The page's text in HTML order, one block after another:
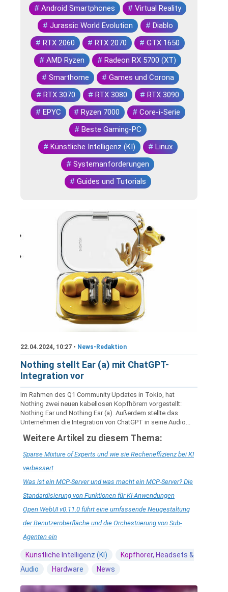
# Android Smartphones # Virtual Reality
# Jurassic World Evolution # Diablo
# RTX 2060 # RTX 2070 # GTX 1650
# AMD Ryzen # Radeon RX 5700 (XT)
# Smarthome # Games und Corona
# RTX 3070 # RTX 3080 # RTX 3090
# EPYC # Ryzen 7000 # Core-i-Serie
# Beste Gaming-PC
# Künstliche Intelligenz (KI) # Linux
# Systemanforderungen
# Guides und Tutorials
22.04.2024, 10:27 • News-Redaktion
Nothing stellt Ear (a) mit ChatGPT-
Integration vor
Im Rahmen des Q1 Community Updates in Tokio, hat
Nothing zwei neuen kabellosen Kopfhörern vorgestellt:
Nothing Ear und Nothing Ear (a). Außerdem stellte das
Unternehmen die Integration von ChatGPT in seine Audio...
Weitere Artikel zu diesem Thema:
Sparse Mixture of Experts und wie sie Recheneffizienz bei KI
verbessert
Was ist ein MCP-Server und was macht ein MCP-Server? Die
Standardisierung von Funktionen für KI-Anwendungen
Open WebUI v0.11.0 führt eine umfassende Neugestaltung
der Benutzeroberfläche und die Orchestrierung von Sub-
Agenten ein
Künstliche Intelligenz (KI)
Kopfhörer, Headsets &
Audio
Hardware News